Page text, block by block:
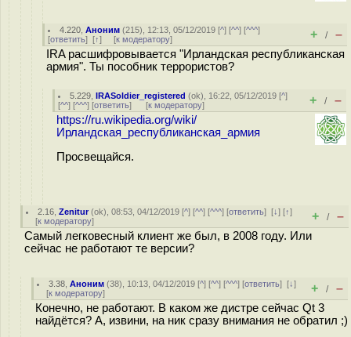
4.220 ,Аноним (215), 12:13, 05/12/2019 [^] [^^] [^^^]
[ответить] [↑] [к модератору] + / –
IRA расшифровывается "Ирландская республиканская
армия". Ты пособник тeррoриcтoв?
5.229 ,IRASoldier_registered (ok), 16:22, 05/12/2019 [^]
[^^] [^^^] [ответить] [к модератору] + / –
https://ru.wikipedia.org/wiki/
Ирландская_республиканская_армия
Просвещайся.
2.16 ,Zenitur(ok), 08:53, 04/12/2019 [^] [^^] [^^^] [ответить][↓] [↑]
[к модератору] + / –
Самый легковесный клиент же был, в 2008 году. Или
сейчас не работают те версии?
3.38 ,Аноним (38), 10:13, 04/12/2019 [^] [^^] [^^^] [ответить][↓]
[к модератору] + / –
Конечно, не работают. В каком же дистре сейчас Qt 3
найдётся? А, извини, на ник сразу внимания не обратил ;)